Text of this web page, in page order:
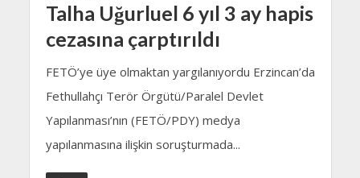
Talha Uğurluel 6 yıl 3 ay hapis
cezasına çarptırıldı
FETÖ’ye üye olmaktan yargılanıyordu Erzincan’da
Fethullahçı Terör Örgütü/Paralel Devlet
Yapılanması’nın (FETÖ/PDY) medya
yapılanmasına ilişkin soruşturmada...